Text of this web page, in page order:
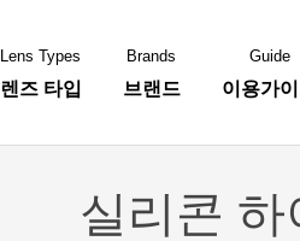
Lens Types
렌즈 타입
Brands
브랜드
바슈롬
Guide
이용가
실리콘 하